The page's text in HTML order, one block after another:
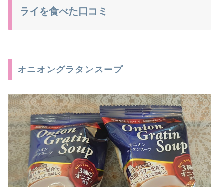
ライを食べた口コミ
オニオングラタンスープ